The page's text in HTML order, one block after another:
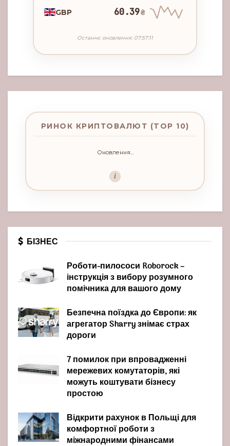
GBP 60.39₴
Останнє оновлення: 07:57:11
РИНОК КРИПТОВАЛЮТ (TOP 10)
Оновлення...
i
БІЗНЕС
Роботи-пилососи Roborock –
інструкція з вибору розумного
помічника для вашого дому
Безпечна поїздка до Європи: як
агрегатор Sharry знімає страх
дороги
7 помилок при впровадженні
мережевих комутаторів, які
можуть коштувати бізнесу
простою
Відкрити рахунок в Польщі для
комфортної роботи з
міжнародними фінансами